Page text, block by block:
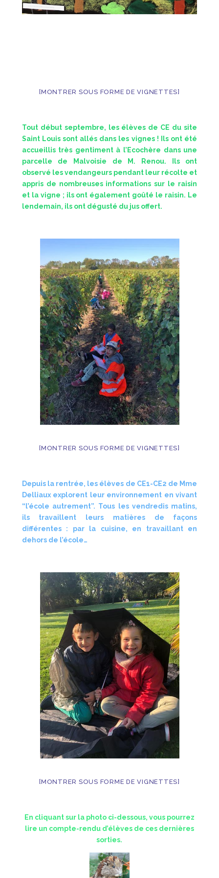
[MONTRER SOUS FORME DE VIGNETTES]
Tout début septembre, les élèves de CE du site
Saint Louis sont allés dans les vignes ! Ils ont été
accueillis très gentiment à l’Ecochère dans une
parcelle de Malvoisie de M. Renou. Ils ont
observé les vendangeurs pendant leur récolte et
appris de nombreuses informations sur le raisin
et la vigne ; ils ont également goûté le raisin. Le
lendemain, ils ont dégusté du jus offert.
[MONTRER SOUS FORME DE VIGNETTES]
Depuis la rentrée, les élèves de CE1-CE2 de Mme
Delliaux explorent leur environnement en vivant
“l’école autrement”. Tous les vendredis matins,
ils travaillent leurs matières de façons
différentes : par la cuisine, en travaillant en
dehors de l’école…
[MONTRER SOUS FORME DE VIGNETTES]
En cliquant sur la photo ci-dessous, vous pourrez
lire un compte-rendu d’élèves de ces dernières
sorties.